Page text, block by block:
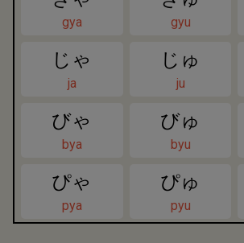
gya gyu
じゃ
ja
じゅ
ju
びゃ
bya
びゅ
byu
ぴゃ
pya
ぴゅ
pyu